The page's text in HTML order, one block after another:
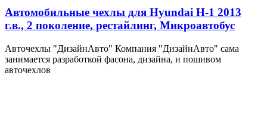
Автомобильные чехлы для Hyundai H-1 2013
г.в., 2 поколение, рестайлинг, Микроавтобус
Авточехлы "ДизайнАвто" Компания "ДизайнАвто" сама
занимается разработкой фасона, дизайна, и пошивом
авточехлов